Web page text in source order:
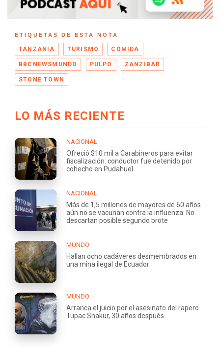
ETIQUETAS DE ESTA NOTA
TANZANIA TURISMO COMIDA
BBCNEWSMUNDO PULPO ZANZIBAR
STONE TOWN
LO MÁS RECIENTE
NACIONAL
Ofreció $10 mil a Carabineros para evitar
fiscalización: conductor fue detenido por
cohecho en Pudahuel
NACIONAL
Más de 1,5 millones de mayores de 60 años
aún no se vacunan contra la influenza: No
descartan posible segundo brote
MUNDO
Hallan ocho cadáveres desmembrados en
una mina ilegal de Ecuador
MUNDO
Arranca el juicio por el asesinato del rapero
Tupac Shakur, 30 años después